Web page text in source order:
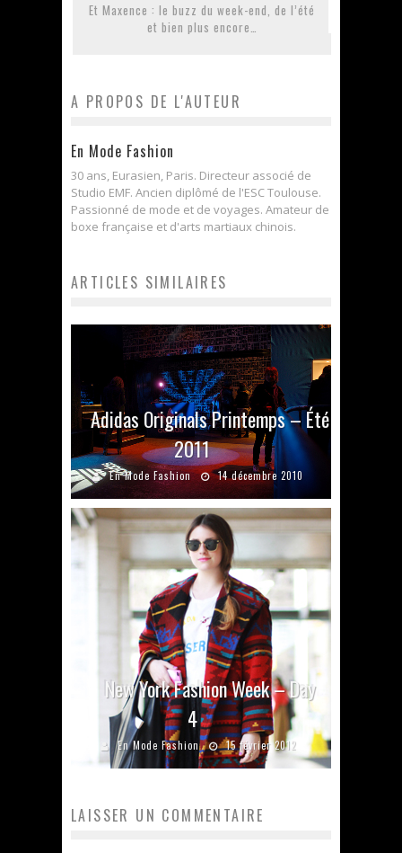
Et Maxence : le buzz du week-end, de l’été
et bien plus encore…
A PROPOS DE L'AUTEUR
En Mode Fashion
30 ans, Eurasien, Paris. Directeur associé de
Studio EMF. Ancien diplômé de l'ESC Toulouse.
Passionné de mode et de voyages. Amateur de
boxe française et d'arts martiaux chinois.
ARTICLES SIMILAIRES
Adidas Originals Printemps – Été
2011
En Mode Fashion 14 décembre 2010
New York Fashion Week – Day
4
En Mode Fashion 15 février 2012
LAISSER UN COMMENTAIRE